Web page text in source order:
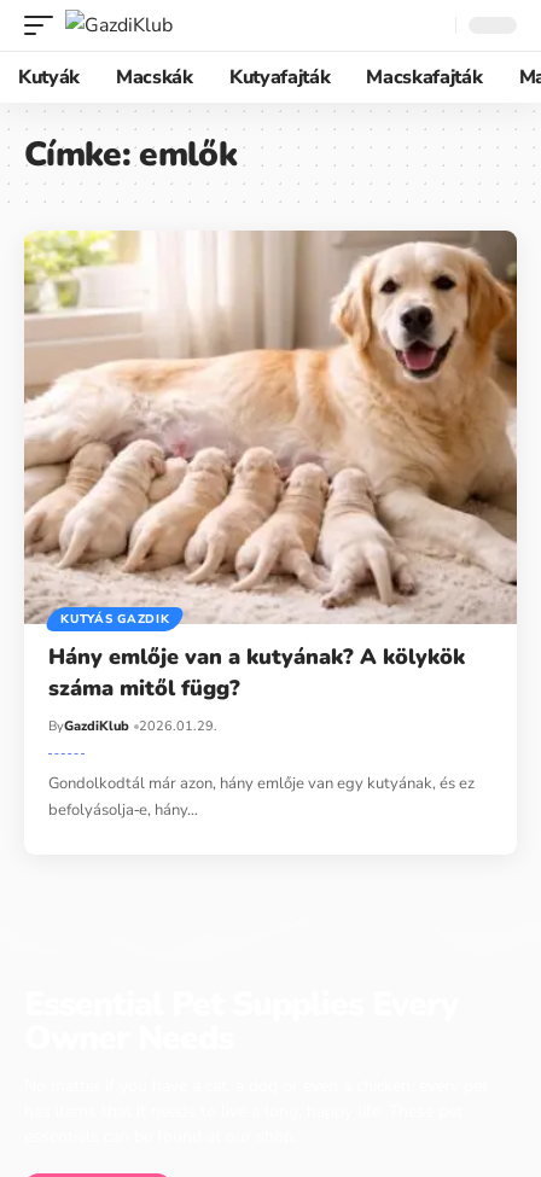
Kutyák Macskák Kutyafajták Macskafajták
Címke:emlők
KUTYÁS GAZDIK
Hány emlője van a kutyának? A kölykök
száma mitől függ?
ByGazdiKlub 2026.01.29.
Gondolkodtál már azon, hány emlője van egy kutyának, és ez
befolyásolja‑e, hány…